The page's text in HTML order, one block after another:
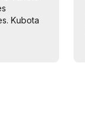
Kubota